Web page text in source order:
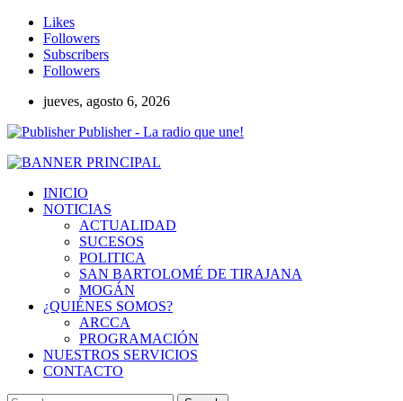
Likes
Followers
Subscribers
Followers
jueves, agosto 6, 2026
Publisher - La radio que une!
INICIO
NOTICIAS
ACTUALIDAD
SUCESOS
POLITICA
SAN BARTOLOMÉ DE TIRAJANA
MOGÁN
¿QUIÉNES SOMOS?
ARCCA
PROGRAMACIÓN
NUESTROS SERVICIOS
CONTACTO